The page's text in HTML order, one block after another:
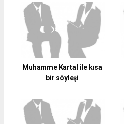
Muhamme Kartal ile kısa
bir söyleşi